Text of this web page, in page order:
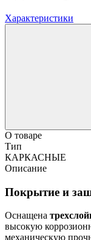
Характеристики
О товаре
Тип
КАРКАСНЫЕ
Описание
Покрытие и
Оснащена
высокую
механическую